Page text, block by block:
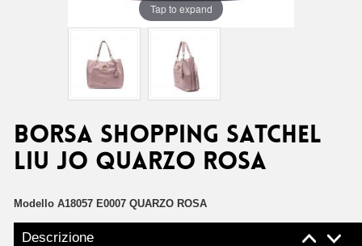
Tap to expand
Borsa shopping satchel
Liu Jo quarzo rosa
Modello A18057 E0007 QUARZO ROSA
Descrizione